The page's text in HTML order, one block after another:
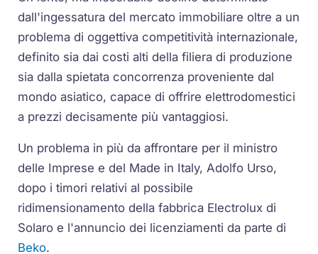
dall'ingessatura del mercato immobiliare oltre a un
problema di oggettiva competitività internazionale,
definito sia dai costi alti della filiera di produzione
sia dalla spietata concorrenza proveniente dal
mondo asiatico, capace di offrire elettrodomestici
a prezzi decisamente più vantaggiosi.
Un problema in più da affrontare per il ministro
delle Imprese e del Made in Italy, Adolfo Urso,
dopo i timori relativi al possibile
ridimensionamento della fabbrica Electrolux di
Solaro e l'annuncio dei licenziamenti da parte di
Beko.